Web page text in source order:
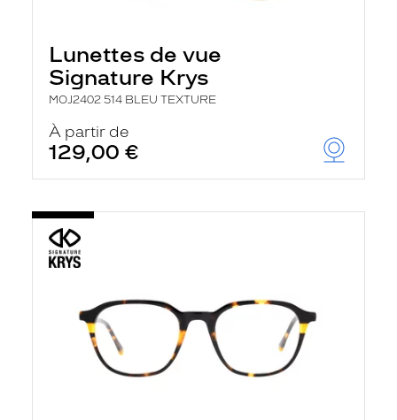
Lunettes de vue
Signature Krys
MOJ2402 514 BLEU TEXTURE
À partir de
129,00 €